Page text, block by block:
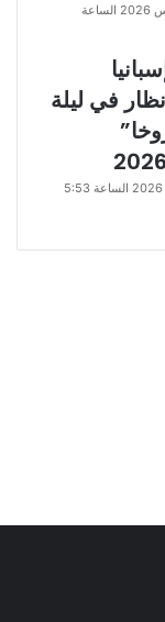
الأحد 2 أغسطس 2026 الساعة
في ليلة
الثلاثاء 21 يوليو 2026 الساعة 5:53